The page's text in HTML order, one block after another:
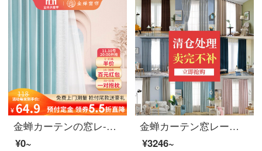
金蝉カーテンの窓レ-スは小清新で、部屋の窓のカーテンをつなぎ合わせます。ファブリック生の簡単な予約です。現代星晴星晴（デフォルトファブリック生の+レ-ススプライン）1メートルの材料価格（フック/穴あけ無料加工）は何メートルの撮影が必要ですか？
¥0~
金蝉カーテン窓レーザー特売飘窓寝室レンタルルーム窓レーザーカーテン完成品フック打孔芳草地芳草ミルクティー-完成品幅2.56*高さ1.72メートル-sフック2枚
¥3246~